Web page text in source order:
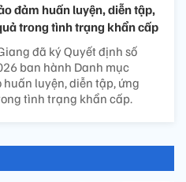
đảm huấn luyện, diễn tập,
trong tình trạng khẩn cấp
đã ký Quyết định số
ban hành Danh mục
luyện, diễn tập, ứng
tình trạng khẩn cấp.